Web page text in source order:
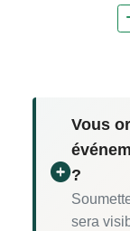
Vous
?
sera